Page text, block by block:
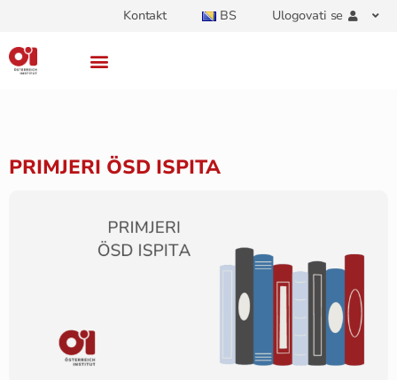
Kontakt BS Ulogovati se
PRIMJERI ÖSD ISPITA